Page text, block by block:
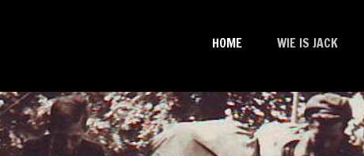
HOME WIE IS JACK